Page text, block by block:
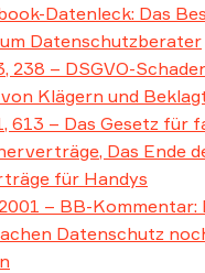
Datenleck: Das
Datenschutzberater
238 – DSGVO-
Klägern und
613 – Das Gesetz für
Das Ende
für Handys
– BB-Kommentar:
Datenschutz